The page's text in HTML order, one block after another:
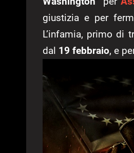
giustizia e per
L’infamia, primo di
dal 19 febbraio, e